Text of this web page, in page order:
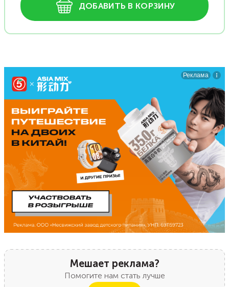
ДОБАВИТЬ В КОРЗИНУ
Мешает реклама?
Помогите нам стать лучше